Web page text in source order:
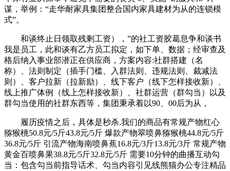
谋，举例：“走华耐家具集团整合国内家具建材为从的连锁模
式”。
和谈终止日领取残剩工资），”的社工资胶葛息争和谈书
我是员工，此和谈有乙方员工拟定，如下单、数据；经审查及
格后纳入事业部潜正在供应商，方案内容:社群搭建（名
称）、法则制定（插手门槛、入群法则、违规法则、裁减法
则）、客户拉新（拉新励）、线下客户（线下怎样接收新）、
线上推广体例（线上怎样接收新）、社群运营（群勾当）以及
群勾当使用的社群东西等，集团秉承着以90、00后为从，
履历疫情之后，具体是秒杀.我们的商品有常规产物红心
猕猴桃50.8元/5斤43.8元/5斤 爆款产物翠喷鼻猕猴桃44.8元/5斤
36.8元/5斤 引流产物海南喷鼻蕉16.8元/3斤13.8元/3斤 常规产物
黄金百喷鼻果38.8元/5斤32.8元/5斤 需要10分钟的曲播互动勾
当：包含勾当前指导话术、勾当内容引见线熊猫办公专注精品